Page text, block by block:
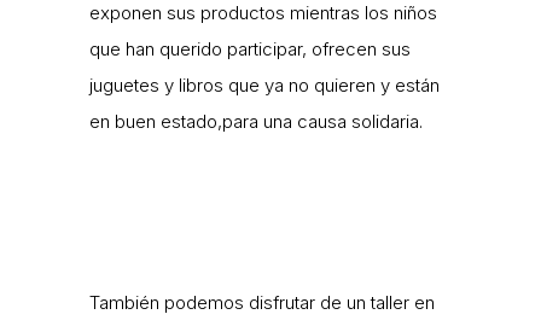
exponen sus productos mientras los niños
que han querido participar, ofrecen sus
juguetes y libros que ya no quieren y están
en buen estado,para una causa solidaria.
También podemos disfrutar de un taller en